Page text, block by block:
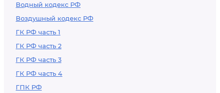
Водный кодекс РФ
Воздушный кодекс РФ
ГК РФ часть 1
ГК РФ часть 2
ГК РФ часть 3
ГК РФ часть 4
ГПК РФ